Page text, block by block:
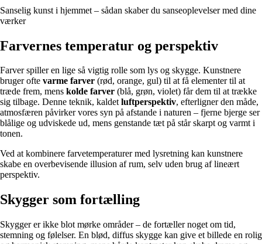
Sanselig kunst i hjemmet – sådan skaber du sanseoplevelser med dine
værker
Farvernes temperatur og perspektiv
Farver spiller en lige så vigtig rolle som lys og skygge. Kunstnere
bruger ofte varme farver (rød, orange, gul) til at få elementer til at
træde frem, mens kolde farver (blå, grøn, violet) får dem til at trække
sig tilbage. Denne teknik, kaldetluftperspektiv, efterligner den måde,
atmosfæren påvirker vores syn på afstande i naturen – fjerne bjerge ser
blålige og udviskede ud, mens genstande tæt på står skarpt og varmt i
tonen.
Ved at kombinere farvetemperaturer med lysretning kan kunstnere
skabe en overbevisende illusion af rum, selv uden brug af lineært
perspektiv.
Skygger som fortælling
Skygger er ikke blot mørke områder – de fortæller noget om tid,
stemning og følelser. En blød, diffus skygge kan give et billede en rolig